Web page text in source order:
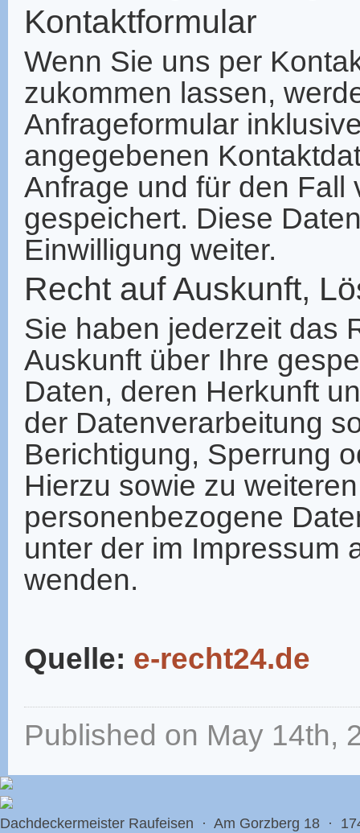
Kontaktformular
Wenn Sie uns per
zukommen lassen,
Anfrageformular
angegebenen
Anfrage und für den Fall
gespeichert. Diese
Einwilligung weiter.
Recht auf Auskunft,
Sie haben jederzeit das
Auskunft über Ihre
Daten, deren Herkunft
der Datenverarbeitung
Berichtigung, Sperrung
Hierzu sowie zu
personenbezogene
unter der im Impressum
wenden.
Quelle: e-recht24.de
Published on May 14th,
Dachdeckermeister Raufeisen · Am Gorzberg 18 ·